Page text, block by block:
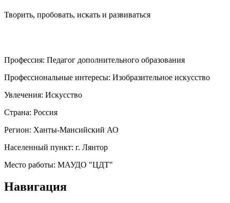
Творить, пробовать, искать и развиваться
Профессия: Педагог дополнительного образования
Профессиональные интересы: Изобразительное искусство
Увлечения: Искусство
Страна: Россия
Регион: Ханты-Мансийский АО
Населенный пункт: г. Лянтор
Место работы: МАУДО "ЦДТ"
Навигация